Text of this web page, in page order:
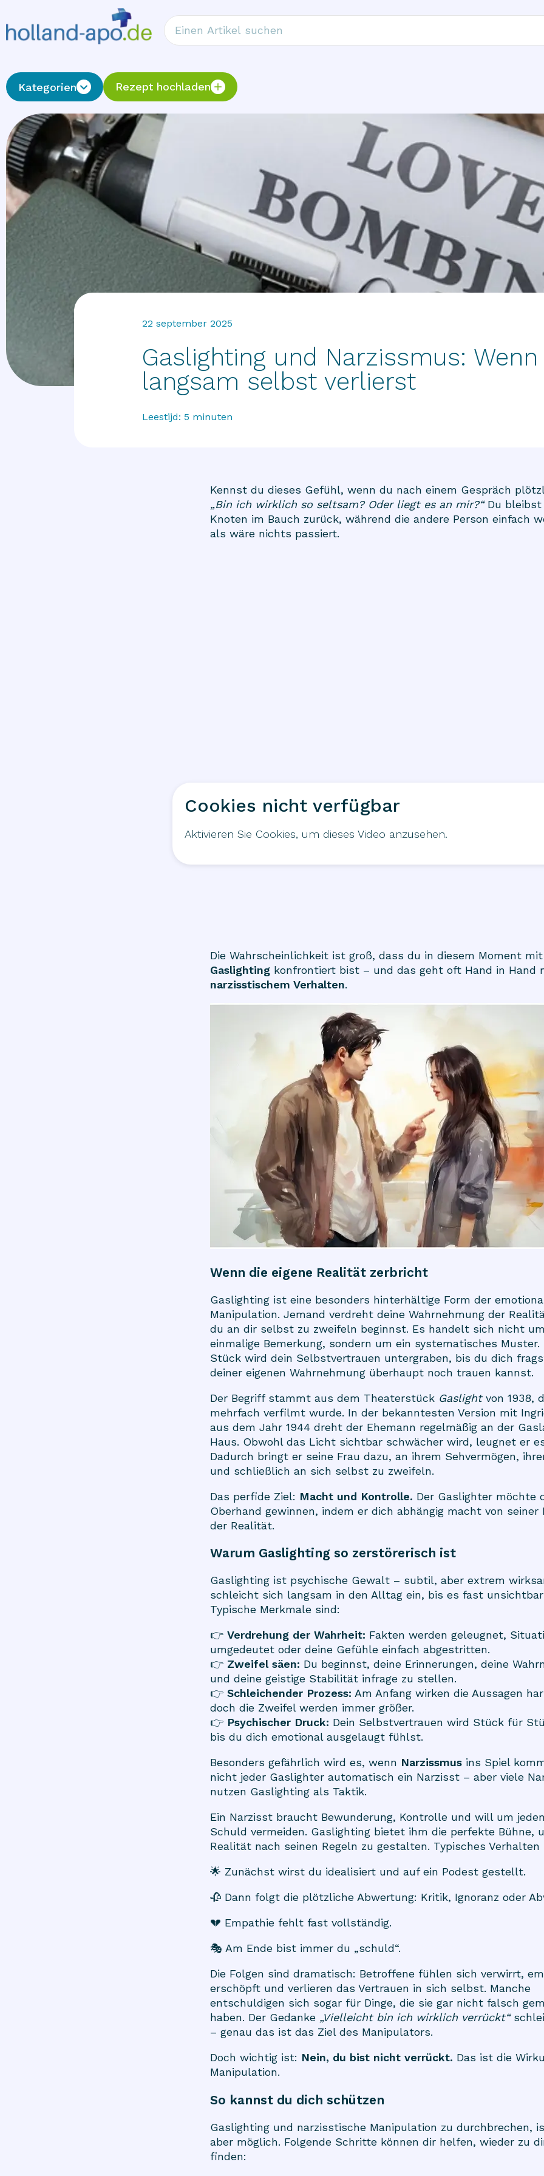
Kategorien Rezept hochladen
22 september 2025
Gaslighting und Narzissmus:
langsam selbst verlierst
Leestijd: 5 minuten
Kennst du dieses Gefühl, wenn du nach einem Gespräch
„Bin ich wirklich so seltsam? Oder liegt es an mir?“Du bleibst
Knoten im Bauch zurück, während die andere Person einfach
als wäre nichts passiert.
Cookies nicht verfügbar
Aktivieren Sie Cookies, um dieses Video anzusehen.
Die Wahrscheinlichkeit ist groß, dass du in diesem Moment mit
Gaslighting konfrontiert bist – und das geht oft Hand in Hand
narzisstischem Verhalten.
Wenn die eigene Realität zerbricht
Gaslighting ist eine besonders hinterhältige Form der
Manipulation. Jemand verdreht deine Wahrnehmung der
du an dir selbst zu zweifeln beginnst. Es handelt sich nicht
einmalige Bemerkung, sondern um ein systematisches
Stück wird dein Selbstvertrauen untergraben, bis du dich
deiner eigenen Wahrnehmung überhaupt noch trauen kannst.
Der Begriff stammt aus dem Theaterstück Gaslightvon 1938,
mehrfach verfilmt wurde. In der bekanntesten Version mit
aus dem Jahr 1944 dreht der Ehemann regelmäßig an der
Haus. Obwohl das Licht sichtbar schwächer wird, leugnet er
Dadurch bringt er seine Frau dazu, an ihrem Sehvermögen,
und schließlich an sich selbst zu zweifeln.
Das perfide Ziel: Macht und Kontrolle. Der Gaslighter möchte
Oberhand gewinnen, indem er dich abhängig macht von seiner
der Realität.
Warum Gaslighting so zerstörerisch ist
Gaslighting ist psychische Gewalt – subtil, aber extrem
schleicht sich langsam in den Alltag ein, bis es fast
Typische Merkmale sind:
👉 Verdrehung der Wahrheit: Fakten werden geleugnet,
umgedeutet oder deine Gefühle einfach abgestritten.
👉 Zweifel säen: Du beginnst, deine Erinnerungen, deine
und deine geistige Stabilität infrage zu stellen.
👉 Schleichender Prozess: Am Anfang wirken die Aussagen
doch die Zweifel werden immer größer.
👉 Psychischer Druck: Dein Selbstvertrauen wird Stück für
bis du dich emotional ausgelaugt fühlst.
Besonders gefährlich wird es, wenn Narzissmus ins Spiel
nicht jeder Gaslighter automatisch ein Narzisst – aber viele
nutzen Gaslighting als Taktik.
Ein Narzisst braucht Bewunderung, Kontrolle und will um
Schuld vermeiden. Gaslighting bietet ihm die perfekte Bühne,
Realität nach seinen Regeln zu gestalten. Typisches Verhalten
🌟 Zunächst wirst du idealisiert und auf ein Podest gestellt.
🥀 Dann folgt die plötzliche Abwertung: Kritik, Ignoranz oder
💔 Empathie fehlt fast vollständig.
🎭 Am Ende bist immer du „schuld“.
Die Folgen sind dramatisch: Betroffene fühlen sich verwirrt,
erschöpft und verlieren das Vertrauen in sich selbst. Manche
entschuldigen sich sogar für Dinge, die sie gar nicht falsch
haben. Der Gedanke „Vielleicht bin ich wirklich verrückt“
– genau das ist das Ziel des Manipulators.
Doch wichtig ist: Nein, du bist nicht verrückt. Das ist die
Manipulation.
So kannst du dich schützen
Gaslighting und narzisstische Manipulation zu durchbrechen,
aber möglich. Folgende Schritte können dir helfen, wieder zu
finden: